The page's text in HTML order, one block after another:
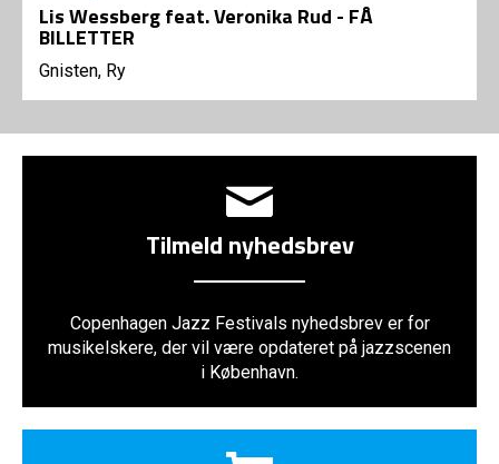
Lis Wessberg feat. Veronika Rud - FÅ
BILLETTER
Gnisten, Ry
Tilmeld nyhedsbrev
Copenhagen Jazz Festivals nyhedsbrev er for
musikelskere, der vil være opdateret på jazzscenen
i København.